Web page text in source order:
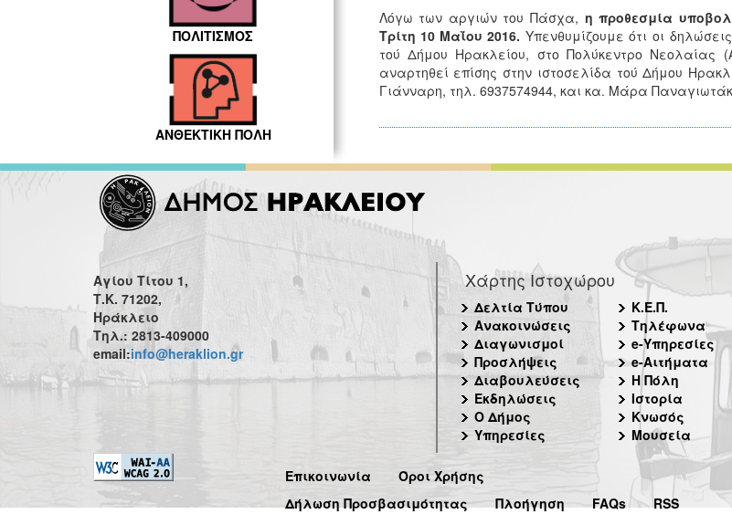
ΠΟΛΙΤΙΣΜΟΣ
ΑΝΘΕΚΤΙΚΗ ΠΟΛΗ
Λόγω των αργιών του Πάσχα, η προθεσμία
Τρίτη 10 Μαΐου 2016. Υπενθυμίζουμε ότι οι
τού Δήμου Ηρακλείου, στο Πολύκεντρο
αναρτηθεί επίσης στην ιστοσελίδα τού Δήμου
Γιάνναρη, τηλ. 6937574944, και κα. Μάρα
Αγίου Τίτου 1,
Τ.Κ. 71202,
Ηράκλειο
Τηλ.: 2813-409000
email:info@heraklion.gr
Χάρτης Ιστοχώρου
Δελτία Τύπου
Ανακοινώσεις
Διαγωνισμοί
Προσλήψεις
Διαβουλεύσεις
Εκδηλώσεις
Ο Δήμος
Υπηρεσίες
Κ.Ε.Π.
Τηλέφωνα
e-Υπηρεσίες
e-Αιτήματα
Η Πόλη
Ιστορία
Κνωσός
Μουσεία
Επικοινωνία
Όροι Χρήσης
Δήλωση Προσβασιμότητας
Πλοήγηση FAQs RSS